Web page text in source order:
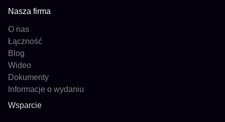
Nasza firma
O nas
Łączność
Blog
Wideo
Dokumenty
Informacje o wydaniu
Wsparcie